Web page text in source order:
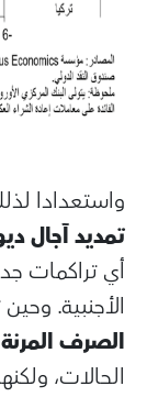
واستعدادا
تمديد آجال
أي تراكمات
الأجنبية.
الصرف المرنة
الحالات،